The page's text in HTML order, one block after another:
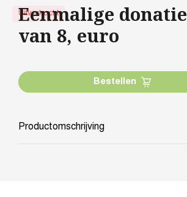
Uitverkocht
Eenmalige donatie
van 8, euro
Bestellen
Productomschrijving